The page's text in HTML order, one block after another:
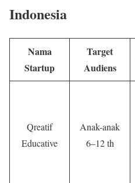
Indonesia
Nama
Startup
Target
Audiens
Qreatif
Educative
Anak-anak
6–12 th